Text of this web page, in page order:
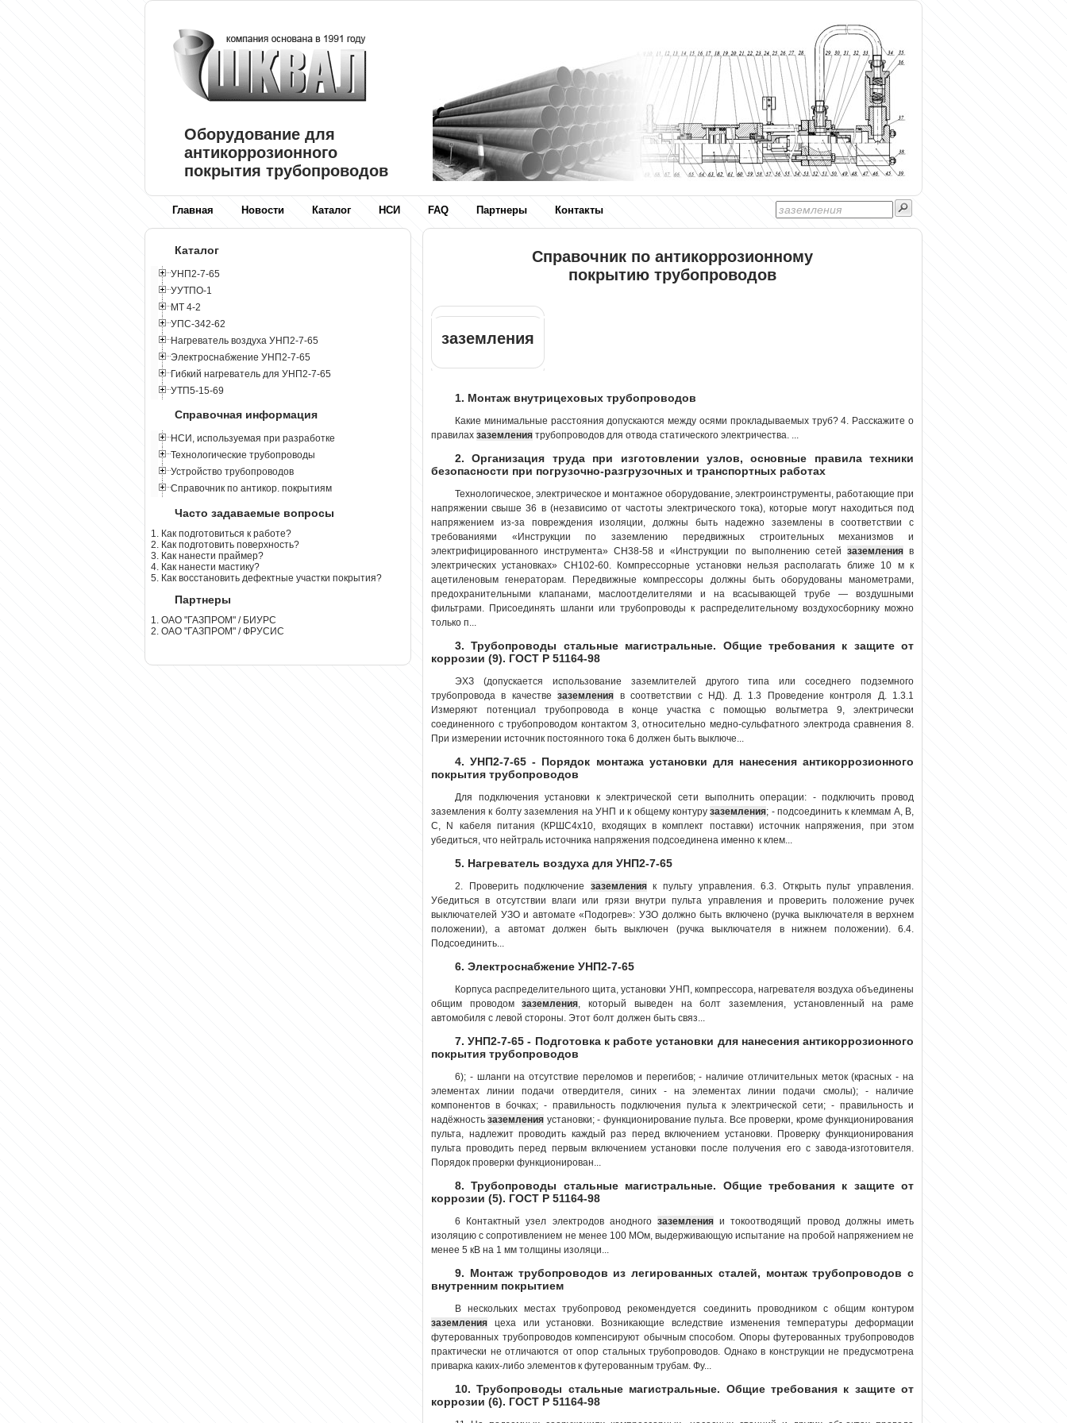
Оборудование для
антикоррозионного
покрытия трубопроводов
Главная Новости Каталог НСИ FAQ Партнеры Контакты
Справочник по антикоррозионному
покрытию трубопроводов
заземления
1. Монтаж внутрицеховых трубопроводов
Какие минимальные расстояния допускаются между осями прокладываемых труб? 4. Расскажите о
правилах заземления трубопроводов для отвода статического электричества. ...
2. Организация труда при изготовлении узлов, основные правила техники
безопасности при погрузочно-разгрузочных и транспортных работах
Технологическое, электрическое и монтажное оборудование, электроинструменты, работающие при
напряжении свыше 36 в (независимо от частоты электрического тока), которые могут находиться под
напряжением из-за повреждения изоляции, должны быть надежно заземлены в соответствии с
требованиями «Инструкции по заземлению передвижных строительных механизмов и
электрифицированного инструмента» СН38-58 и «Инструкции по выполнению сетей заземленияв
электрических установках» СН102-60. Компрессорные установки нельзя располагать ближе 10 м к
ацетиленовым генераторам. Передвижные компрессоры должны быть оборудованы манометрами,
предохранительными клапанами, маслоотделителями и на всасывающей трубе — воздушными
фильтрами. Присоединять шланги или трубопроводы к распределительному воздухосборнику можно
только п...
3. Трубопроводы стальные магистральные. Общие требования к защите от
коррозии (9). ГОСТ Р 51164-98
ЭХЗ (допускается использование заземлителей другого типа или соседнего подземного
трубопровода в качествезаземления в соответствии с НД). Д. 1.3 Проведение контроля Д. 1.3.1
Измеряют потенциал трубопровода в конце участка с помощью вольтметра 9, электрически
соединенного с трубопроводом контактом 3, относительно медно-сульфатного электрода сравнения 8.
При измерении источник постоянного тока 6 должен быть выключе...
4. УНП2-7-65 - Порядок монтажа установки для нанесения антикоррозионного
покрытия трубопроводов
Для подключения установки к электрической сети выполнить операции: - подключить провод
заземления к болту заземления на УНП и к общему контурузаземления; - подсоединить к клеммам А, В,
С, N кабеля питания (КРШС4х10, входящих в комплект поставки) источник напряжения, при этом
убедиться, что нейтраль источника напряжения подсоединена именно к клем...
5. Нагреватель воздуха для УНП2-7-65
2. Проверить подключение заземленияк пульту управления. 6.3. Открыть пульт управления.
Убедиться в отсутствии влаги или грязи внутри пульта управления и проверить положение ручек
выключателей УЗО и автомате «Подогрев»: УЗО должно быть включено (ручка выключателя в верхнем
положении), а автомат должен быть выключен (ручка выключателя в нижнем положении). 6.4.
Подсоединить...
6. Электроснабжение УНП2-7-65
Корпуса распределительного щита, установки УНП, компрессора, нагревателя воздуха объединены
общим проводомзаземления, который выведен на болт заземления, установленный на раме
автомобиля с левой стороны. Этот болт должен быть связ...
7. УНП2-7-65 - Подготовка к работе установки для нанесения антикоррозионного
покрытия трубопроводов
6); - шланги на отсутствие переломов и перегибов; - наличие отличительных меток (красных - на
элементах линии подачи отвердителя, синих - на элементах линии подачи смолы); - наличие
компонентов в бочках; - правильность подключения пульта к электрической сети; - правильность и
надёжностьзаземления установки; - функционирование пульта. Все проверки, кроме функционирования
пульта, надлежит проводить каждый раз перед включением установки. Проверку функционирования
пульта проводить перед первым включением установки после получения его с завода-изготовителя.
Порядок проверки функционирован...
8. Трубопроводы стальные магистральные. Общие требования к защите от
коррозии (5). ГОСТ Р 51164-98
6 Контактный узел электродов анодного заземления и токоотводящий провод должны иметь
изоляцию с сопротивлением не менее 100 МОм, выдерживающую испытание на пробой напряжением не
менее 5 кВ на 1 мм толщины изоляци...
9. Монтаж трубопроводов из легированных сталей, монтаж трубопроводов с
внутренним покрытием
В нескольких местах трубопровод рекомендуется соединить проводником с общим контуром
заземления цеха или установки. Возникающие вследствие изменения температуры деформации
футерованных трубопроводов компенсируют обычным способом. Опоры футерованных трубопроводов
практически не отличаются от опор стальных трубопроводов. Однако в конструкции не предусмотрена
приварка каких-либо элементов к футерованным трубам. Фу...
10. Трубопроводы стальные магистральные. Общие требования к защите от
коррозии (6). ГОСТ Р 51164-98
Каталог
УНП2-7-65
УУТПО-1
МТ 4-2
УПС-342-62
Нагреватель воздуха УНП2-7-65
Электроснабжение УНП2-7-65
Гибкий нагреватель для УНП2-7-65
УТП5-15-69
Справочная информация
НСИ, используемая при разработке
Технологические трубопроводы
Устройство трубопроводов
Справочник по антикор. покрытиям
Часто задаваемые вопросы
1. Как подготовиться к работе?
2. Как подготовить поверхность?
3. Как нанести праймер?
4. Как нанести мастику?
5. Как восстановить дефектные участки покрытия?
Партнеры
1. ОАО "ГАЗПРОМ" / БИУРС
2. ОАО "ГАЗПРОМ" / ФРУСИС